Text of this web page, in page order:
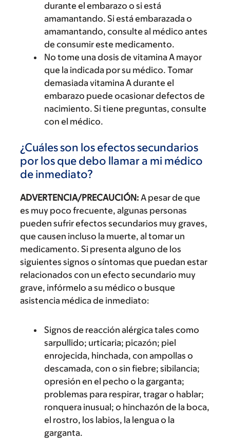
durante el embarazo o si está
amamantando. Si está embarazada o
amamantando, consulte al médico antes
de consumir este medicamento.
No tome una dosis de vitamina A mayor
que la indicada por su médico. Tomar
demasiada vitamina A durante el
embarazo puede ocasionar defectos de
nacimiento. Si tiene preguntas, consulte
con el médico.
¿Cuáles son los efectos secundarios
por los que debo llamar a mi médico
de inmediato?
ADVERTENCIA/PRECAUCIÓN: A pesar de que
es muy poco frecuente, algunas personas
pueden sufrir efectos secundarios muy graves,
que causen incluso la muerte, al tomar un
medicamento. Si presenta alguno de los
siguientes signos o síntomas que puedan estar
relacionados con un efecto secundario muy
grave, infórmelo a su médico o busque
asistencia médica de inmediato:
Signos de reacción alérgica tales como
sarpullido; urticaria; picazón; piel
enrojecida, hinchada, con ampollas o
descamada, con o sin fiebre; sibilancia;
opresión en el pecho o la garganta;
problemas para respirar, tragar o hablar;
ronquera inusual; o hinchazón de la boca,
el rostro, los labios, la lengua o la
garganta.